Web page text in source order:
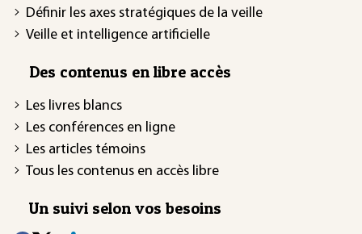
Définir les axes stratégiques de la veille
Veille et intelligence artificielle
Des contenus en libre accès
Les livres blancs
Les conférences en ligne
Les articles témoins
Tous les contenus en accès libre
Un suivi selon vos besoins